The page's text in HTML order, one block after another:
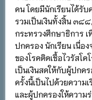
คน โดยมีนักเรียนได้รั
รวมเป็นเงินทั้งสิ้น ๓๘
กระทรวงศึกษาธิการ
ปกครอง นักเรียน เนื่อ
ของโรคติดเชื้อไวรัสโ
เป็นเงินสดให้กับผู้ปกค
ครั้งนี้เป็นไปด้วยความ
และผู้ปกครองให้ควา